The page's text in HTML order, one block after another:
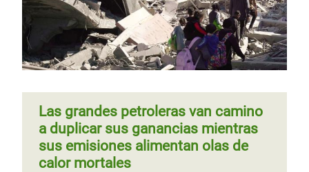
Las grandes petroleras van camino
a duplicar sus ganancias mientras
sus emisiones alimentan olas de
calor mortales